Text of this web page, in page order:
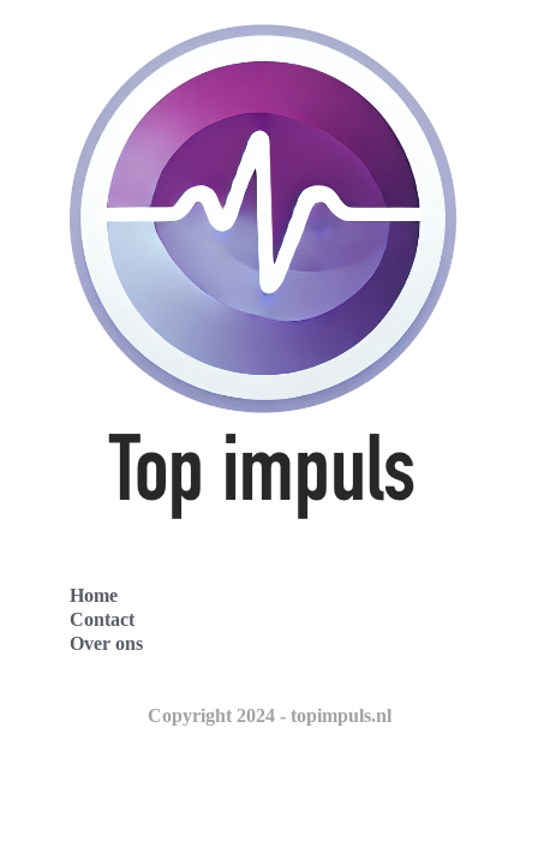
Home
Contact
Over ons
Copyright 2024 - topimpuls.nl